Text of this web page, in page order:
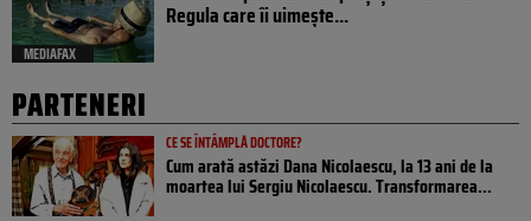
MEDIAFAX
Regula care îi uimește...
PARTENERI
CE SE ÎNTÂMPLĂ DOCTORE?
Cum arată astăzi Dana Nicolaescu, la 13 ani de la
moartea lui Sergiu Nicolaescu. Transformarea...